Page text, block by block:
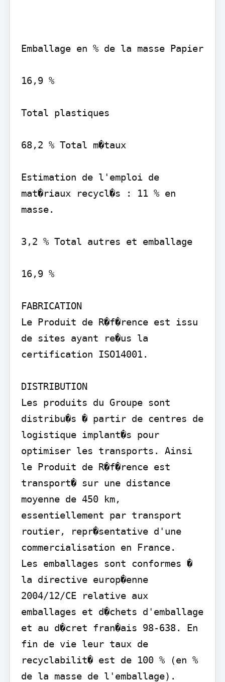
Emballage en % de la masse Papier
16,9 %
Total plastiques
68,2 % Total m�taux
Estimation de l'emploi de
mat�riaux recycl�s : 11 % en
masse.
3,2 % Total autres et emballage
16,9 %
FABRICATION
Le Produit de R�f�rence est issu
de sites ayant re�us la
certification ISO14001.
DISTRIBUTION
Les produits du Groupe sont
distribu�s � partir de centres de
logistique implant�s pour
optimiser les transports. Ainsi
le Produit de R�f�rence est
transport� sur une distance
moyenne de 450 km,
essentiellement par transport
routier, repr�sentative d'une
commercialisation en France.
Les emballages sont conformes �
la directive europ�enne
2004/12/CE relative aux
emballages et d�chets d'emballage
et au d�cret fran�ais 98-638. En
fin de vie leur taux de
recyclabilit� est de 100 % (en %
de la masse de l'emballage).